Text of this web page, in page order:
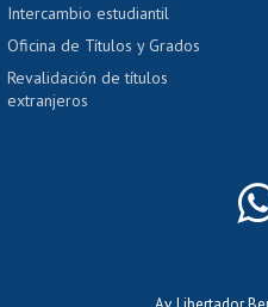
Mi Uchile Ayuda
Intercambio estudiantil
Oficina de Títulos y Grados
Revalidación de títulos
extranjeros